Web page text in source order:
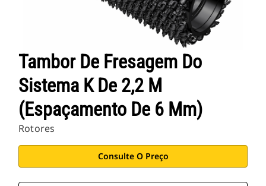
Tambor De Fresagem Do
Sistema K De 2,2 M
(espaçamento De 6 Mm)
Rotores
Consulte O Preço